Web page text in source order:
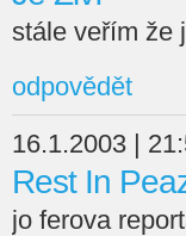
stále veřím že
odpovědět
16.1.2003 |
Rest In
jo ferova